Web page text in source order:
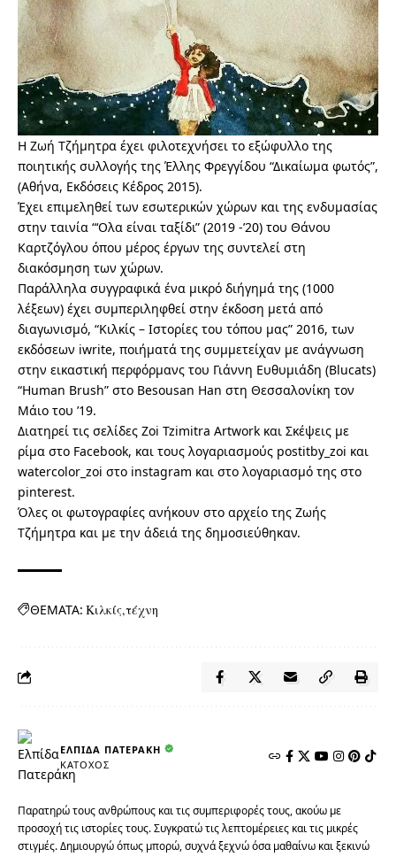
Η Ζωή Τζήμητρα έχει φιλοτεχνήσει το εξώφυλλο της
ποιητικής συλλογής της Έλλης Φρεγγίδου “Δικαίωμα φωτός”,
(Αθήνα, Εκδόσεις Κέδρος 2015).
Έχει επιμεληθεί των εσωτερικών χώρων και της ενδυμασίας
στην ταινία “‘Ολα είναι ταξίδι” (2019 -’20) του Θάνου
Καρτζόγλου όπου μέρος έργων της συντελεί στη
διακόσμηση των χώρων.
Παράλληλα συγγραφικά ένα μικρό διήγημά της (1000
λέξεων) έχει συμπεριληφθεί στην έκδοση μετά από
διαγωνισμό, “Κιλκίς – Ιστορίες του τόπου μας” 2016, των
εκδόσεων iwrite, ποιήματά της συμμετείχαν με ανάγνωση
στην εικαστική περφόρμανς του Γιάννη Ευθυμιάδη (Blucats)
“Human Brush” στο Besousan Ηan στη Θεσσαλονίκη τον
Μάιο του ’19.
Διατηρεί τις σελίδες Zoi Tzimitra Artwork και Σκέψεις με
ρίμα στο Facebook, και τους λογαριασμούς postitby_zoi και
watercolor_zoi στο instagram και στο λογαριασμό της στο
pinterest.
Όλες οι φωτογραφίες ανήκουν στο αρχείο της Ζωής
Τζήμητρα και με την άδειά της δημοσιεύθηκαν.
ΘΕΜΑΤΑ: Κιλκίς τέχνη
ΕΛΠΊΔΑ ΠΑΤΕΡΆΚΗ
ΚΆΤΟΧΟΣ
Παρατηρώ τους ανθρώπους και τις συμπεριφορές τους, ακούω με
προσοχή τις ιστορίες τους. Συγκρατώ τις λεπτομέρειες και τις μικρές
στιγμές. Δημιουργώ όπως μπορώ, συχνά ξεχνώ όσα μαθαίνω και ξεκινώ